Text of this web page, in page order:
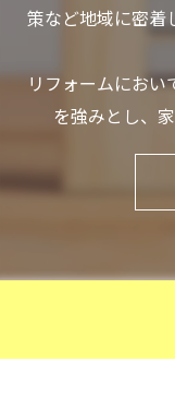
策など地域に密着
リフォームにお
を強みとし、